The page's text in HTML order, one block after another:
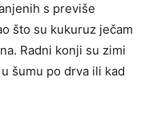
s previše
što su kukuruz ječam
Radni konji su zimi
šumu po drva ili kad